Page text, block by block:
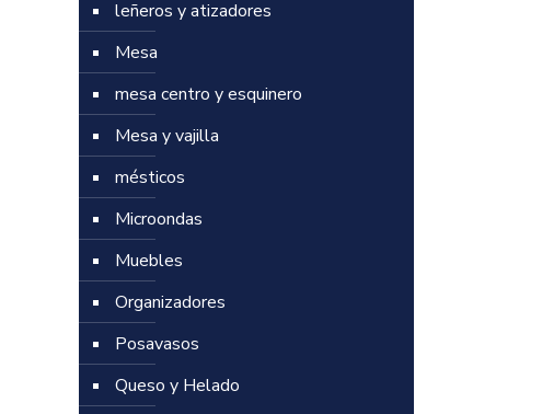
leñeros y atizadores
Mesa
mesa centro y esquinero
Mesa y vajilla
mésticos
Microondas
Muebles
Organizadores
Posavasos
Queso y Helado